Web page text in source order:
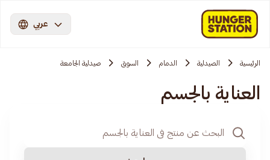
عربي
الرئيسية الصيدلية الدمام السوق صيدلية الجامعة
العناية بالجسم